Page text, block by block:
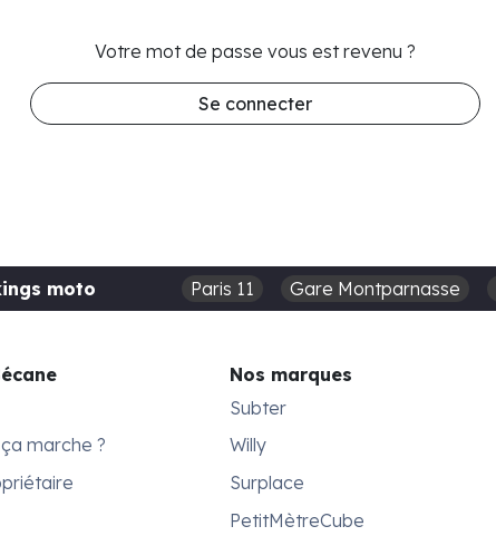
Votre mot de passe vous est revenu ?
Se connecter
moto Paris 11 Gare Montparnasse
marche ?
Nos marques
Subter
Willy
Surplace
PetitMètreCube